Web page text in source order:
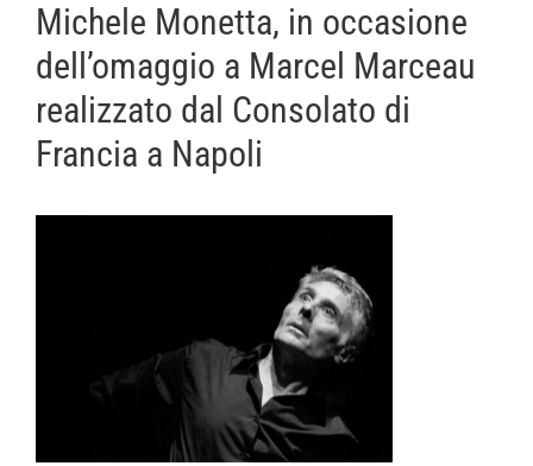
Michele Monetta, in occasione
dell’omaggio a Marcel Marceau
realizzato dal Consolato di
Francia a Napoli